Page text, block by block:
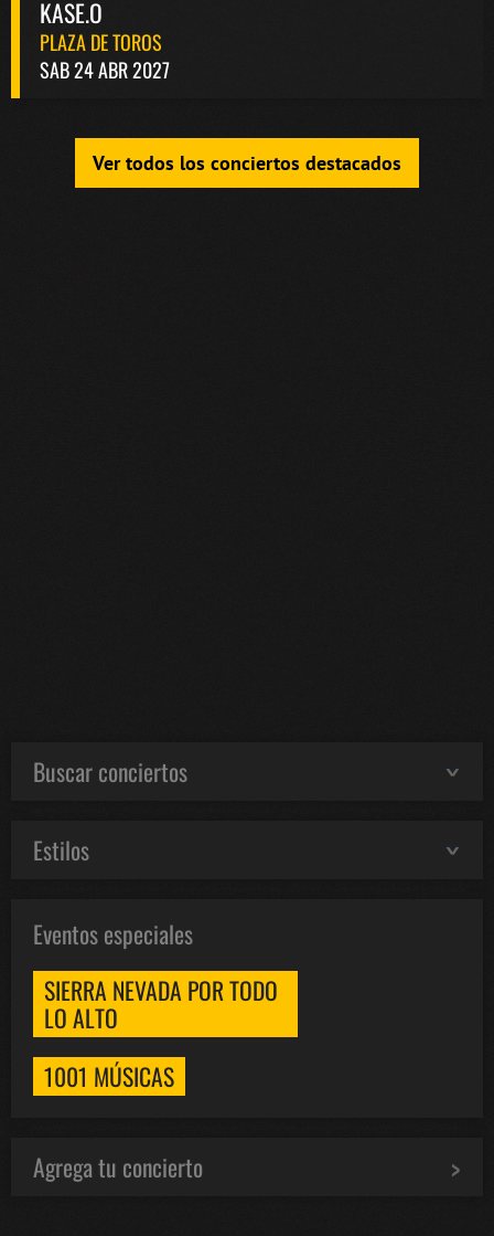
KASE.O
PLAZA DE TOROS
SAB 24 ABR 2027
Ver todos los conciertos destacados
Buscar conciertos
Estilos
Eventos especiales
SIERRA NEVADA POR TODO
LO ALTO
1001 MÚSICAS
Agrega tu concierto